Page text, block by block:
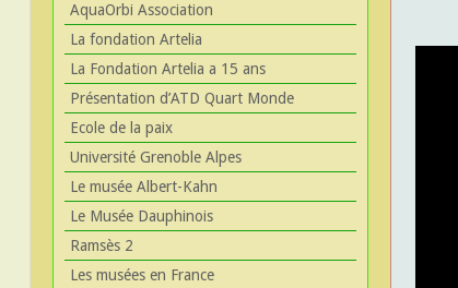
AquaOrbi Association
La fondation Artelia
La Fondation Artelia a 15 ans
Présentation d’ATD Quart Monde
Ecole de la paix
Université Grenoble Alpes
Le musée Albert-Kahn
Le Musée Dauphinois
Ramsès 2
Les musées en France